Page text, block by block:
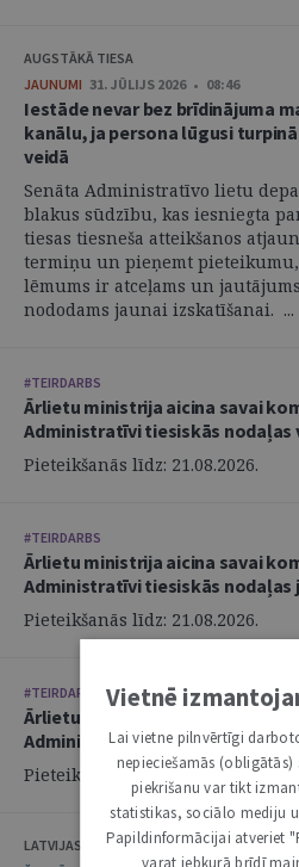
AUGSTĀKĀ TIESA
JAUNUMI 31. JŪLIJS 2026 • 08:46
Iestāde nevar bez brīdinājuma
kanālu, ja persona lūgusi
veidā
Senāta Administratīvo lietu
blakus sūdzību, kas iesniegta
tiesas tiesneša atteikšanos
termiņu un pieņemt
lēmums ir atceļams un
nododams jaunai izskatīšanai. ...
#TEIRDARBS
Ārlietu ministrija aicina savai
Administratīvi tiesiskās nodaļas
Pieteikšanās līdz: 21.08.2026.
#TEIRDARBS
Ārlietu ministrija aicina savai
Administratīvi tiesiskās nodaļas
Pieteikšanās līdz: 21.08.2026.
#TEIRDARBS
Ārlietu ministrija aicina savai
Administratīvi tiesiskās nodaļas
Pieteikšanās līdz: 21.08.2026.
LATVIJAS ZVĒRINĀTU ADVOKĀTU PADOME
Vietnē
Lai vietne pilnvērtīgi
nepieciešamās (obligātās)
piekrišanu var tikt
statistikas, sociālo mediju
Papildinformācijai atveriet
varat jebkurā brīdī